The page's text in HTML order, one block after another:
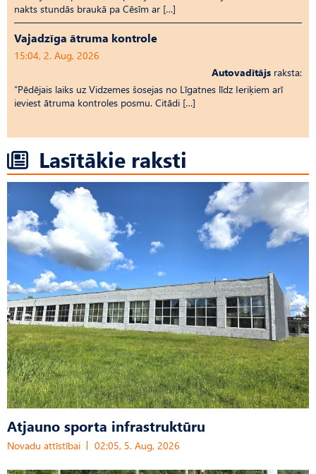
nakts stundās braukā pa Cēsīm ar […]
Vajadzīga ātruma kontrole
15:04, 2. Aug, 2026
Autovadītājs raksta:
“Pēdējais laiks uz Vid­ze­mes šosejas no Līgatnes līdz Ieriķiem arī
ieviest ātruma kontroles posmu. Citādi […]
Lasītākie raksti
Atjauno sporta infrastruktūru
Novadu attīstībai 02:05, 5. Aug, 2026